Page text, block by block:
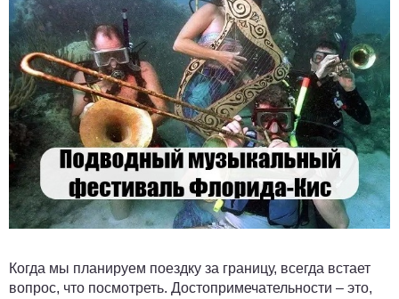
Когда мы планируем поездку за границу, всегда встает
вопрос, что посмотреть. Достопримечательности – это,